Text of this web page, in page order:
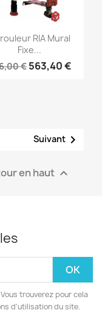
Aperçu rapide
RIA Mural
Fixe...
€ 563,40 €
Suivant 
en haut 
trouverez pour cela
d'utilisation du site.